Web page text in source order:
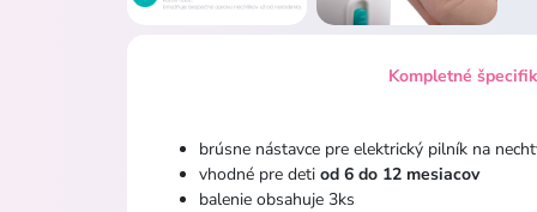
Kompletné
brúsne nástavce pre elektrický pilník na
vhodné pre deti od 6 do 12 mesiacov
balenie obsahuje 3ks